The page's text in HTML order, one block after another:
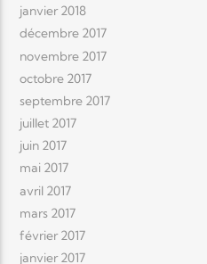
janvier 2018
décembre 2017
novembre 2017
octobre 2017
septembre 2017
juillet 2017
juin 2017
mai 2017
avril 2017
mars 2017
février 2017
janvier 2017